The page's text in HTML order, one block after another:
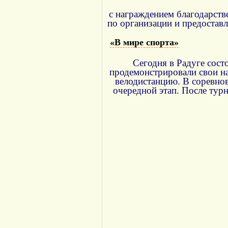
с награждением
по организации и
«В мире спорта»
Сегодня в Радуге
продемонстрировали свои
велодистанцию. В
очередной этап. После